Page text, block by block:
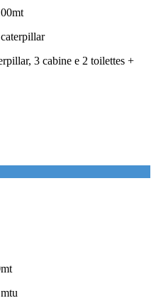
3 cabine e 2 toilettes +